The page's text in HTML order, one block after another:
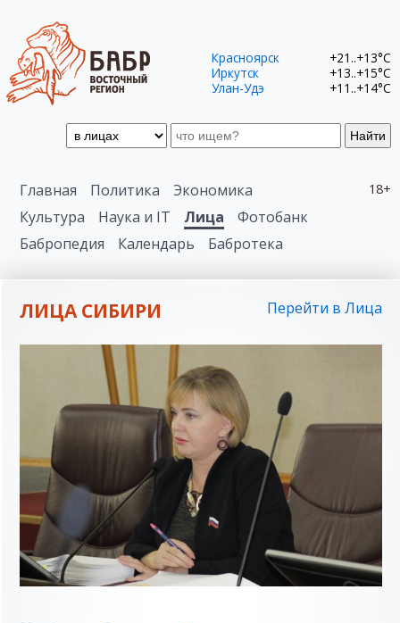
Найти
Красноярск
+21..+13°C
Иркутск
+13..+15°C
Улан-Удэ
+11..+14°C
18+
Главная Политика
Экономика
Культура
Наука и IT Лица
Фотобанк
Бабропедия
Календарь Бабротека
ЛИЦА СИБИРИ Перейти в Лица